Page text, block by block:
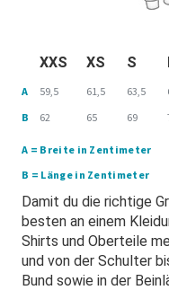
XXS XS S
A 59,5 61,5 63,5
B
62 65 69
A = Breite in Zentimeter
B = Länge in Zentimeter
Damit du die richtige
besten an einem
Shirts und Oberteile
und von der Schulter
Bund sowie in der